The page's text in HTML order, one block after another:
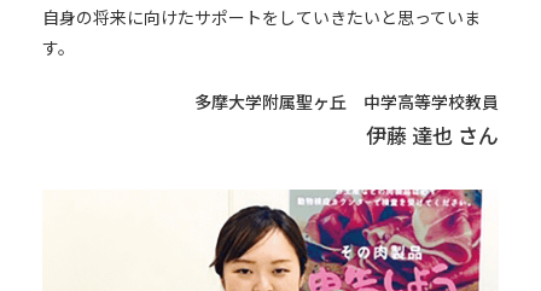
自身の将来に向けたサポートをしていきたいと思っていま
す。
多摩大学附属聖ヶ丘 中学高等学校教員
伊藤 達也 さん